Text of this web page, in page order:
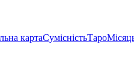
картаСумісністьТаро